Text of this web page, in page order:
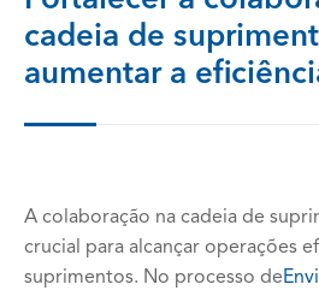
cadeia de
aumentar a
A colaboração na cadeia de
crucial para alcançar operações
suprimentos. No processo de